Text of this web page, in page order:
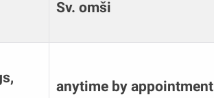
Sv. omši
anytime by appointment